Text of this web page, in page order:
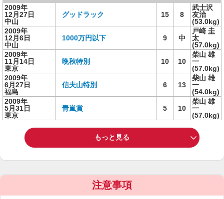
2009年
12月27日
中山
グッドラック 15 8
武士沢
友治
(53.0kg)
2009年
12月6日
中山
1000万円以下 9 中
戸崎 圭
太
(57.0kg)
2009年
11月14日
東京
晩秋特別 10 10
柴山 雄
一
(57.0kg)
2009年
6月27日
福島
信夫山特別 6 13
柴山 雄
一
(54.0kg)
2009年
5月31日
東京
青嵐賞 5 10
柴山 雄
一
(57.0kg)
もっと見る
注意事項